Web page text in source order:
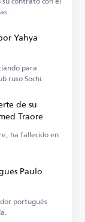
Yahya
para
ruso Sochi.
de su
Traore
ha fallecido en
Paulo
portugués